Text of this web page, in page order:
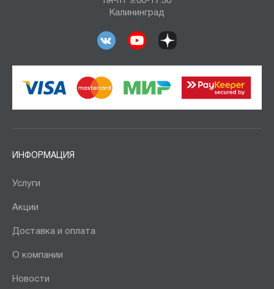
Калининград
ИНФОРМАЦИЯ
Услуги
Акции
Доставка и оплата
О компании
Новости